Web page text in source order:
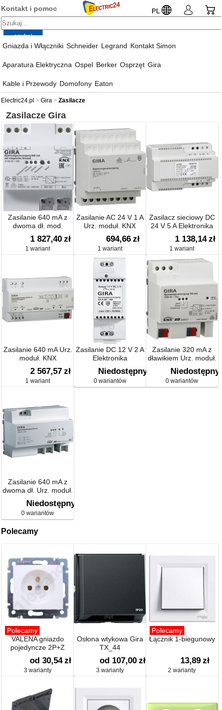
Kontakt i pomoc PL
Gniazda i Włączniki Schneider Legrand Kontakt Simon
Aparatura Elektryczna Ospel Berker Osprzęt Gira
Kable i Przewody Domofony Eaton
Electric24.pl Gira Zasilacze
Zasilacze Gira
Zasilanie 640 mA z
dwoma dł. mod.
1 827,40 zł
1 wariant
Zasilanie AC 24 V 1 A
Urz. moduł. KNX
694,66 zł
1 wariant
Zasilacz sieciowy DC
24 V 5 A Elektronika
1 138,14 zł
1 wariant
Zasilanie 640 mA Urz.
moduł. KNX
2 567,57 zł
1 wariant
Zasilanie DC 12 V 2 A
Elektronika
Niedostępny
0 wariantów
Zasilanie 320 mA z
dławikiem Urz. moduł.
KNX
Niedostępny
0 wariantów
Zasilanie 640 mA z
dwoma dł. Urz. moduł.
KNX
Niedostępny
0 wariantów
Polecamy
Polecamy
VALENA gniazdo
pojedyncze 2P+Z
od 30,54 zł
3 warianty
Osłona wtykowa Gira
TX_44
od 107,00 zł
3 warianty
Polecamy
Łącznik 1-biegunowy
13,89 zł
2 warianty